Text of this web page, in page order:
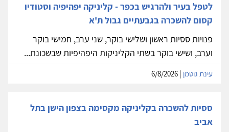
לטפל בעיר ולהרגיש בכפר - קליניקה יפהיפיה וסטודיו
קסום להשכרה בגבעתיים גבול ת'א
פנויות ססיות ראשון ושלישי בוקר, שני ערב, חמישי בוקר
וערב, ושישי בוקר בשתי הקליניקות היפהיפיות שבשכונת...
עינת גוטמן
ססיות להשכרה בקליניקה מקסימה בצפון הישן בתל
אביב